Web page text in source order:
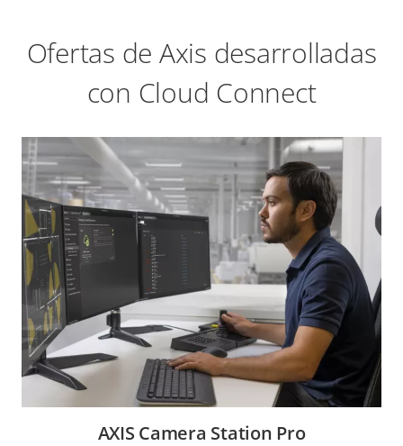
Ofertas de Axis desarrolladas
con Cloud Connect
AXIS Camera Station Pro